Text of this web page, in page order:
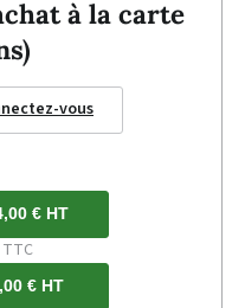
à la carte
vous
€ HT
€ HT